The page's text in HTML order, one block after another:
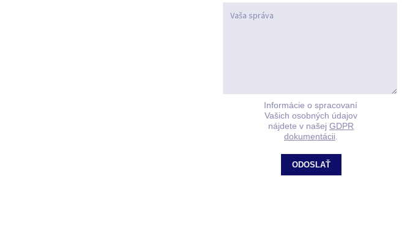
Informácie o spracovaní
Vašich osobných údajov
nájdete v našej GDPR
dokumentácii
ODOSLAŤ